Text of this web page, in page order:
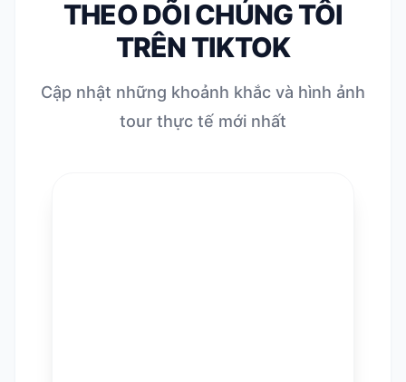
THEO DÕI CHÚNG TÔI
TRÊNTIKTOK
Cập nhật những khoảnh khắc và hình ảnh
tour thực tế mới nhất